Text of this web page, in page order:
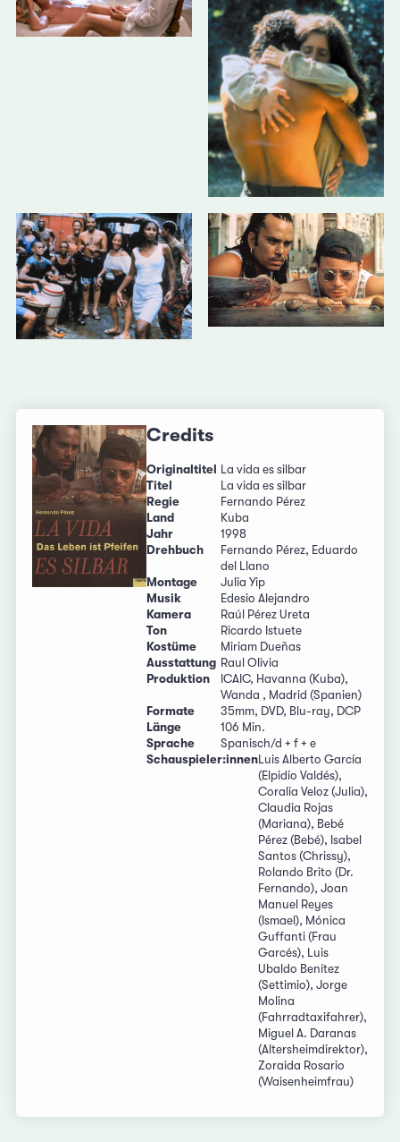
Credits
Originaltitel
La vida es silbar
Titel
La vida es silbar
Regie
Fernando Pérez
Land
Kuba
Jahr
1998
Drehbuch
Fernando Pérez, Eduardo
del Llano
Montage
Julia Yip
Musik
Edesio Alejandro
Kamera
Raúl Pérez Ureta
Ton
Ricardo Istuete
Kostüme
Miriam Dueñas
Ausstattung Raul Olivia
Produktion
ICAIC, Havanna (Kuba),
Wanda , Madrid (Spanien)
Formate
35mm, DVD, Blu-ray, DCP
Länge
106 Min.
Sprache
Spanisch/d + f + e
Schauspieler:innenLuis Alberto García
(Elpidio Valdés),
Coralia Veloz (Julia),
Claudia Rojas
(Mariana), Bebé
Pérez (Bebé), Isabel
Santos (Chrissy),
Rolando Brito (Dr.
Fernando), Joan
Manuel Reyes
(Ismael), Mónica
Guffanti (Frau
Garcés), Luis
Ubaldo Benítez
(Settimio), Jorge
Molina
(Fahrradtaxifahrer),
Miguel A. Daranas
(Altersheimdirektor),
Zoraida Rosario
(Waisenheimfrau)